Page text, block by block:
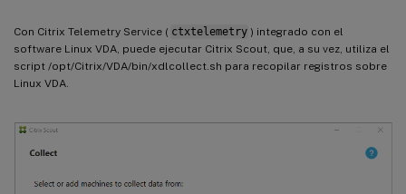
Con Citrix Telemetry Service ( ctxtelemetry ) integrado con el
software Linux VDA, puede ejecutar Citrix Scout, que, a su vez, utiliza el
script /opt/Citrix/VDA/bin/xdlcollect.sh para recopilar registros sobre
Linux VDA.